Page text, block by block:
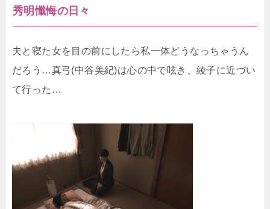
秀明懺悔の日々
夫と寝た女を目の前にしたら私一体どうなっちゃうん
だろう…真弓(中谷美紀)は心の中で呟き、綾子に近づい
て行った…